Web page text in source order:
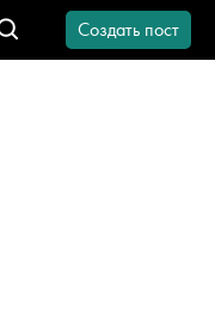
Создать пост